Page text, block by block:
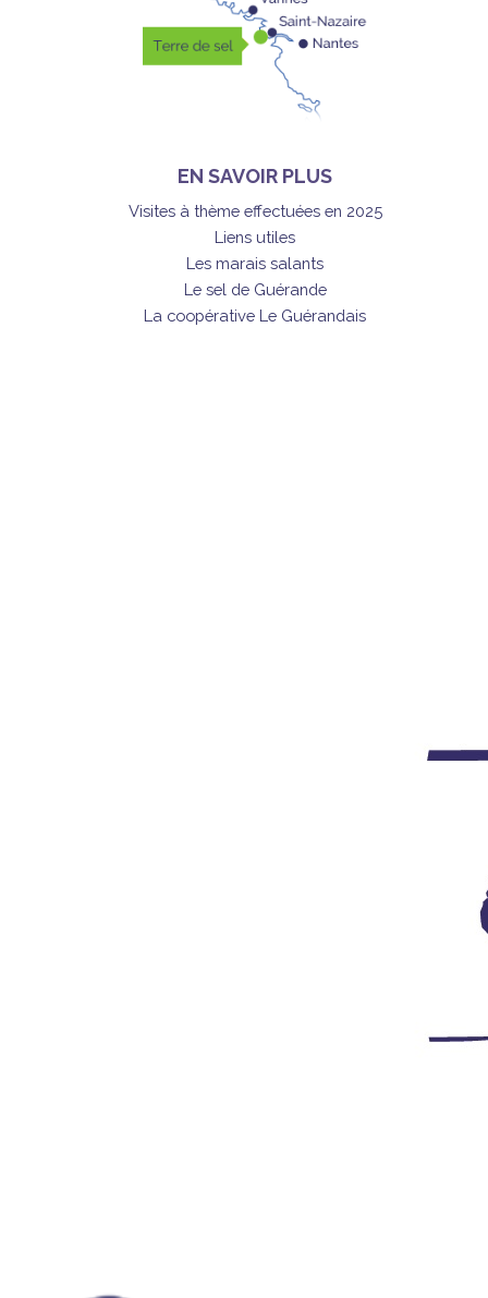
EN SAVOIR PLUS
Visites à thème effectuées en 2025
Liens utiles
Les marais salants
Le sel de Guérande
La coopérative Le Guérandais